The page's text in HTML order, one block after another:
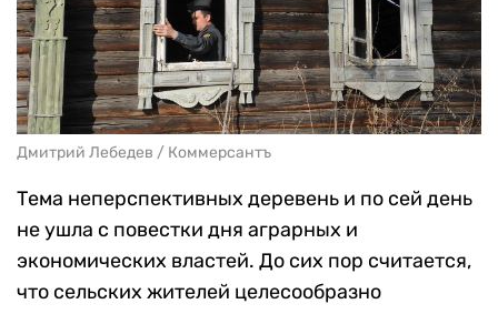
Дмитрий Лебедев / Коммерсантъ
Тема неперспективных деревень и по сей день
не ушла с повестки дня аграрных и
экономических властей. До сих пор считается,
что сельских жителей целесообразно